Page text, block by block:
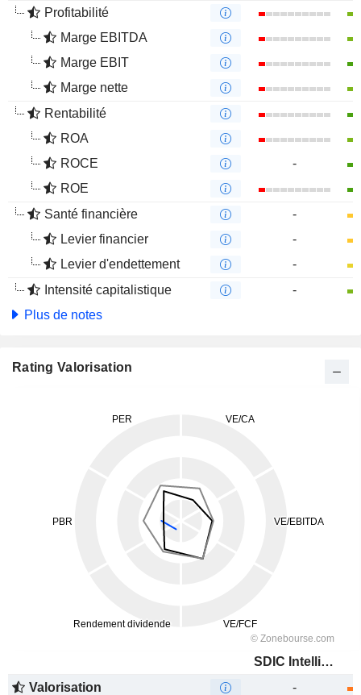
Profitabilité
Marge EBITDA
Marge EBIT
Marge nette
Rentabilité
ROA
ROCE
-
ROE
Santé financière
-
Levier financier
-
Levier d'endettement
-
Intensité capitalistique
-
Plus de notes
Rating Valorisation
SDIC Intelligence Information Technology Co., Ltd.
Valorisation
-